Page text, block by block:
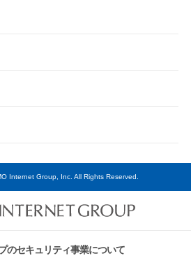
Internet Group, Inc. All Rights Reserved.
のセキュリティ事業について